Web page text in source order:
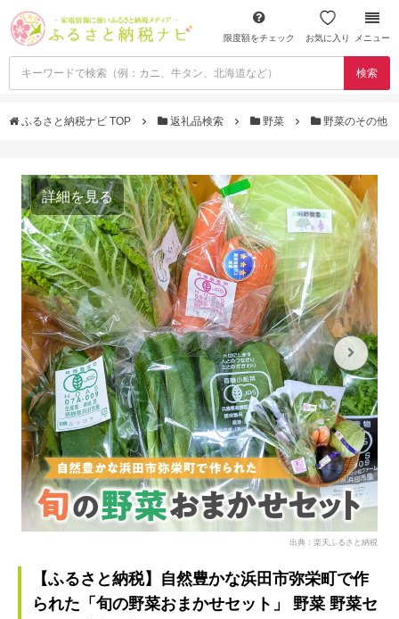
限度額をチェック お気に入り メニュー
検索
ふるさと納税ナビ TOP 返礼品検索 野菜 野菜のその他
詳細を見る
出典：楽天ふるさと納税
【ふるさと納税】自然豊かな浜田市弥栄町で作
られた「旬の野菜おまかせセット」 野菜 野菜セ